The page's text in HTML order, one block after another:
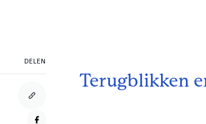
Terugblikken
DELEN